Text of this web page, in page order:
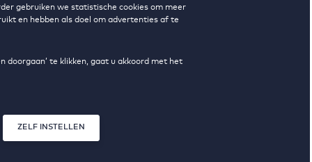
gebruiken we statistische cookies om meer
en hebben als doel om advertenties af te
doorgaan’ te klikken, gaat u akkoord met het
ZELF INSTELLEN